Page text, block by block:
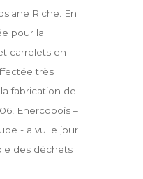
Riche. En
pour la
carrelets en
très
fabrication de
Enercobois –
- a vu le jour
des déchets